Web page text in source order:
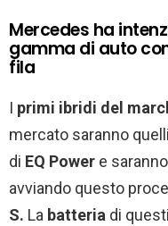
Mercedes ha
gamma di auto
fila
I primi ibridi del
mercato saranno
di EQ Power e
avviando questo
S. La batteria di